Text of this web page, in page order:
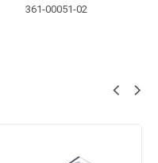
361-00051-02